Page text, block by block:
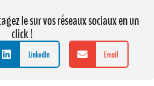
le sur vos réseaux sociaux en un
click !
LinkedIn Email